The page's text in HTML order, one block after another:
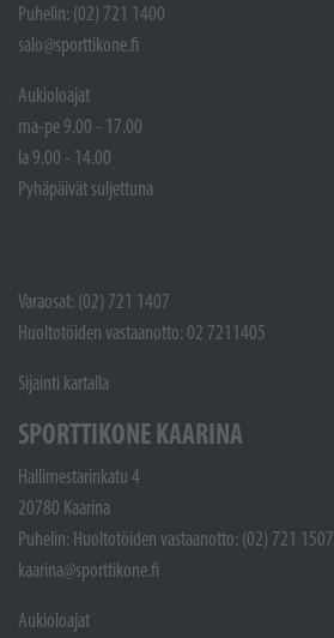
Puhelin: (02) 721 1400
salo@sporttikone.fi
Aukioloajat
ma-pe 9.00 - 17.00
la 9.00 - 14.00
Pyhäpäivät suljettuna
Varaosat: (02) 721 1407
Huoltotöiden vastaanotto: 02 7211405
Sijainti kartalla
SPORTTIKONE KAARINA
Hallimestarinkatu 4
20780 Kaarina
Puhelin: Huoltotöiden vastaanotto: (02) 721 1507
kaarina@sporttikone.fi
Aukioloajat